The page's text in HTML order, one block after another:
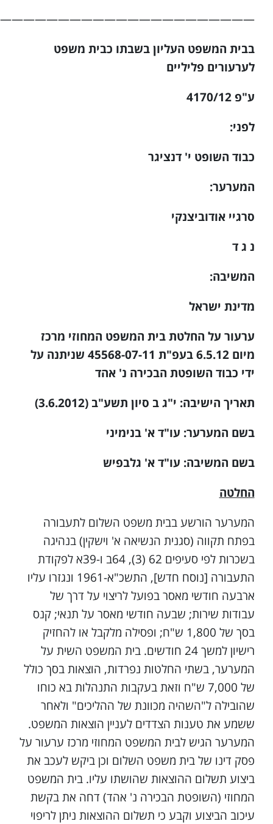
בבית המשפט העליון בשבתו כבית משפט
לערעורים פליליים
ע"פ 4170/12
לפני:
כבוד השופט י' דנציגר
המערער:
סרגיי אודוביצנקי
נ ג ד
המשיבה:
מדינת ישראל
ערעור על החלטת בית המשפט המחוזי מרכז
מיום 6.5.12 בעפ"ת 45568-07-11 שניתנה על
ידי כבוד השופטת הבכירה נ' אהד
תאריך הישיבה: י"ג ב סיון תשע"ב (3.6.2012)
בשם המערער: עו"ד א' בנימיני
בשם המשיבה: עו"ד א' גלבפיש
החלטה
המערער הורשע בבית משפט השלום לתעבורה
בפתח תקווה (סגנית הנשיאה א' וישקין) בנהיגה
בשכרות לפי סעיפים 62 (3), 64ב ו-39א לפקודת
התעבורה [נוסח חדש], התשכ"א-1961 ונגזרו עליו
ארבעה חודשי מאסר בפועל לריצוי על דרך של
עבודות שירות; שבעה חודשי מאסר על תנאי; קנס
בסך של 1,800 ש"ח; ופסילה מלקבל או להחזיק
רישיון למשך 24 חודשים. בית המשפט השית על
המערער, בשתי החלטות נפרדות, הוצאות בסך כולל
של 7,000 ש"ח וזאת בעקבות התנהלות בא כוחו
שהובילה ל"השהיה מכוונת של ההליכים" ולאחר
ששמע את טענות הצדדים לעניין הוצאות המשפט.
המערער הגיש לבית המשפט המחוזי מרכז ערעור על
פסק דינו של בית משפט השלום וכן ביקש לעכב את
ביצוע תשלום ההוצאות שהושתו עליו. בית המשפט
המחוזי (השופטת הבכירה נ' אהד) דחה את בקשת
עיכוב הביצוע וקבע כי תשלום ההוצאות ניתן לריפוי